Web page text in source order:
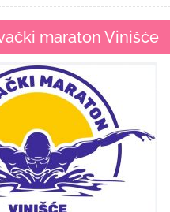
maraton Vinišće